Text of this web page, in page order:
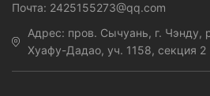
Почта: 2425155273@qq.com
Адрес: пров. Сычуань, г. Чэнду,
Хуафу-Дадао, уч. 1158, секция 2